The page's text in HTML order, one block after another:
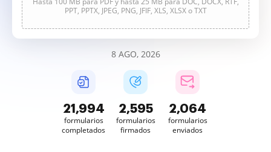
PPT, PPTX, JPEG, PNG, JFIF, XLS, XLSX o TXT
8 AGO, 2026
21,994
formularios
completados
2,595
formularios
firmados
2,064
formularios
enviados